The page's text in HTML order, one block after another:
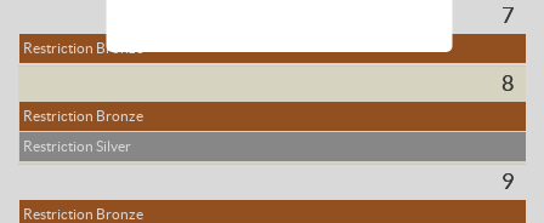
Restriction Silver
Restriction Bronze
Restriction Bronze
Restriction Bronze
7
8
9